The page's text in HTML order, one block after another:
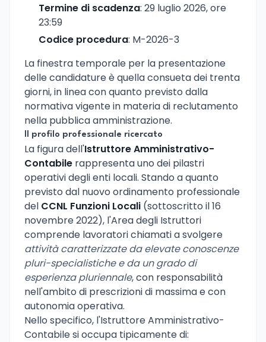
Termine di scadenza: 29 luglio 2026, ore
23:59
Codice procedura: M-2026-3
La finestra temporale per la presentazione
delle candidature è quella consueta dei trenta
giorni, in linea con quanto previsto dalla
normativa vigente in materia di reclutamento
nella pubblica amministrazione.
Il profilo professionale ricercato
La figura dell'Istruttore Amministrativo-
Contabile rappresenta uno dei pilastri
operativi degli enti locali. Stando a quanto
previsto dal nuovo ordinamento professionale
del CCNL Funzioni Locali (sottoscritto il 16
novembre 2022), l'Area degli Istruttori
comprende lavoratori chiamati a svolgere
attività caratterizzate da elevate conoscenze
pluri-specialistiche e da un grado di
esperienza pluriennale, con responsabilità
nell'ambito di prescrizioni di massima e con
autonomia operativa.
Nello specifico, l'Istruttore Amministrativo-
Contabile si occupa tipicamente di: